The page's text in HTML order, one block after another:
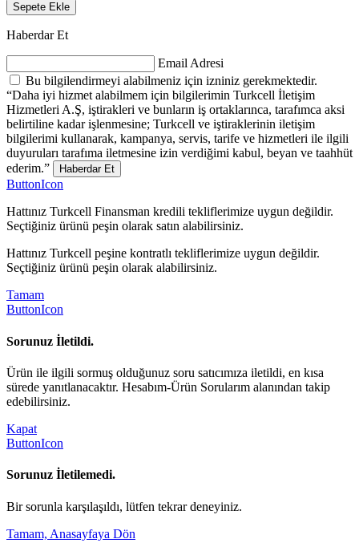
Sepete Ekle
Haberdar Et
Email Adresi
Bu bilgilendirmeyi alabilmeniz için izniniz gerekmektedir.
“Daha iyi hizmet alabilmem için bilgilerimin Turkcell İletişim
Hizmetleri A.Ş, iştirakleri ve bunların iş ortaklarınca, tarafımca aksi
belirtiline kadar işlenmesine; Turkcell ve iştiraklerinin iletişim
bilgilerimi kullanarak, kampanya, servis, tarife ve hizmetleri ile ilgili
duyuruları tarafıma iletmesine izin verdiğimi kabul, beyan ve taahhüt
ederim.”
Haberdar Et
ButtonIcon
Hattınız Turkcell Finansman kredili tekliflerimize uygun değildir.
Seçtiğiniz ürünü peşin olarak satın alabilirsiniz.
Hattınız Turkcell peşine kontratlı tekliflerimize uygun değildir.
Seçtiğiniz ürünü peşin olarak alabilirsiniz.
Tamam
ButtonIcon
Sorunuz İletildi.
Ürün ile ilgili sormuş olduğunuz soru satıcımıza iletildi, en kısa
sürede yanıtlanacaktır. Hesabım-Ürün Sorularım alanından takip
edebilirsiniz.
Kapat
ButtonIcon
Sorunuz İletilemedi.
Bir sorunla karşılaşıldı, lütfen tekrar deneyiniz.
Tamam, Anasayfaya Dön